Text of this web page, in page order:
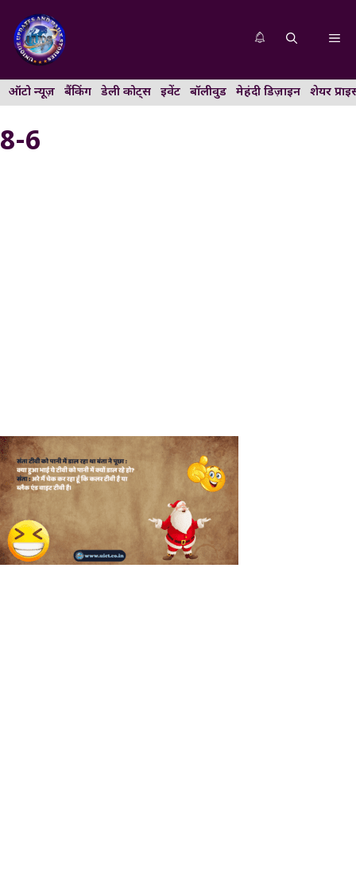
content
ऑटो न्यूज़ बैंकिंग डेली कोट्स इवेंट बॉलीवुड मेहंदी डिज़ाइन शेयर
8-6